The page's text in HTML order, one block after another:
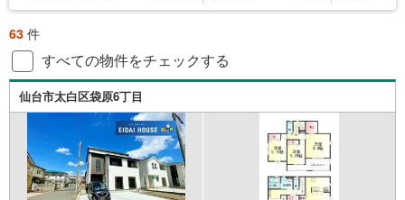
63 件
すべての物件をチェックする
仙台市太白区袋原6丁目